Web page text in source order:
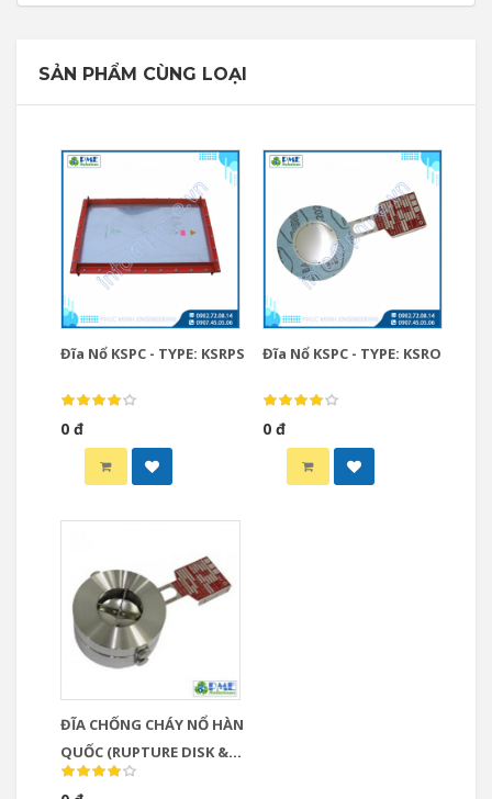
SẢN PHẨM CÙNG LOẠI
Đĩa Nổ KSPC - TYPE: KSRPS
0 đ
Đĩa Nổ KSPC - TYPE: KSRO
0 đ
ĐĨA CHỐNG CHÁY NỔ HÀN
QUỐC (RUPTURE DISK &
EXPLOSION PANEL)